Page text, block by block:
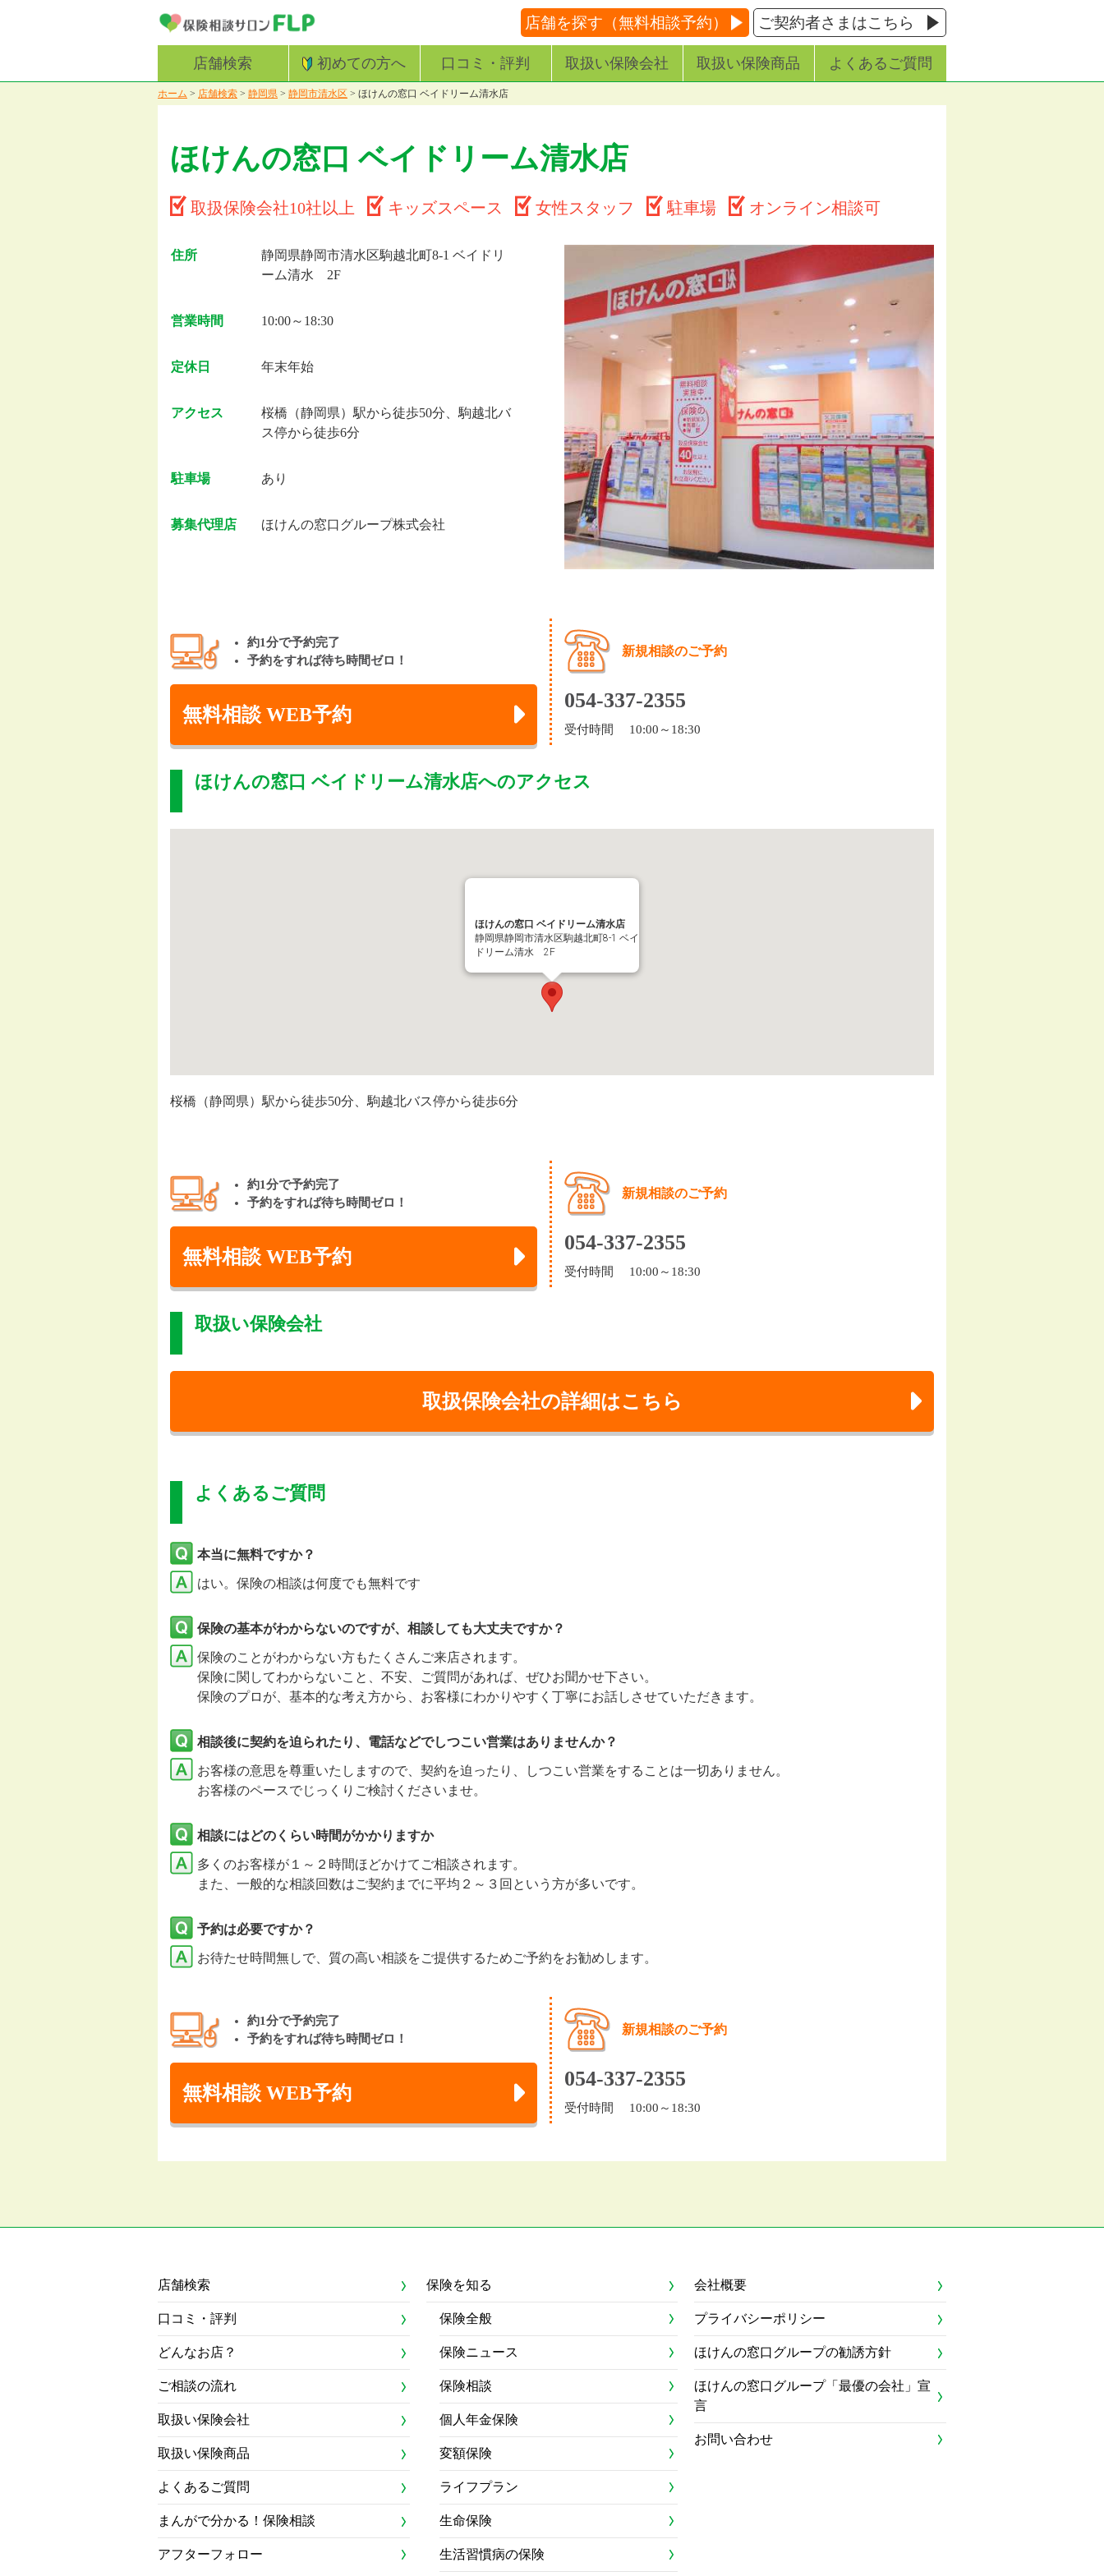
店舗を探す（無料相談予約） ご契約者さまはこちら
店舗検索 初めての方へ 口コミ・評判 取扱い保険会社 取扱い保険商品 よくあるご質問
ホーム > 店舗検索 > 静岡県 > 静岡市清水区 > ほけんの窓口 ベイドリーム清水店
ほけんの窓口 ベイドリーム清水店
取扱保険会社10社以上 キッズスペース 女性スタッフ 駐車場 オンライン相談可
住所
静岡県静岡市清水区駒越北町8-1 ベイドリ
ーム清水 2F
営業時間 10:00～18:30
定休日 年末年始
アクセス
桜橋（静岡県）駅から徒歩50分、駒越北バ
ス停から徒歩6分
駐車場 あり
募集代理店 ほけんの窓口グループ株式会社
約1分で予約完了
予約をすれば待ち時間ゼロ！
無料相談 WEB予約
新規相談のご予約
054-337-2355
受付時間 10:00～18:30
ほけんの窓口 ベイドリーム清水店へのアクセス
ほけんの窓口 ベイドリーム清水店
静岡県静岡市清水区駒越北町8-1 ベイ
ドリーム清水 2F
桜橋（静岡県）駅から徒歩50分、駒越北バス停から徒歩6分
約1分で予約完了
予約をすれば待ち時間ゼロ！
無料相談 WEB予約
新規相談のご予約
054-337-2355
受付時間 10:00～18:30
取扱い保険会社
取扱保険会社の詳細はこちら
よくあるご質問
本当に無料ですか？
はい。保険の相談は何度でも無料です
保険の基本がわからないのですが、相談しても大丈夫ですか？
保険のことがわからない方もたくさんご来店されます。
保険に関してわからないこと、不安、ご質問があれば、ぜひお聞かせ下さい。
保険のプロが、基本的な考え方から、お客様にわかりやすく丁寧にお話しさせていただきます。
相談後に契約を迫られたり、電話などでしつこい営業はありませんか？
お客様の意思を尊重いたしますので、契約を迫ったり、しつこい営業をすることは一切ありません。
お客様のペースでじっくりご検討くださいませ。
相談にはどのくらい時間がかかりますか
多くのお客様が１～２時間ほどかけてご相談されます。
また、一般的な相談回数はご契約までに平均２～３回という方が多いです。
予約は必要ですか？
お待たせ時間無しで、質の高い相談をご提供するためご予約をお勧めします。
約1分で予約完了
予約をすれば待ち時間ゼロ！
無料相談 WEB予約
新規相談のご予約
054-337-2355
受付時間 10:00～18:30
店舗検索
口コミ・評判
どんなお店？
ご相談の流れ
取扱い保険会社
取扱い保険商品
よくあるご質問
まんがで分かる！保険相談
アフターフォロー
保険を知る
保険全般
保険ニュース
保険相談
個人年金保険
変額保険
ライフプラン
生命保険
生活習慣病の保険
会社概要
プライバシーポリシー
ほけんの窓口グループの勧誘方針
ほけんの窓口グループ「最優の会社」宣
言
お問い合わせ